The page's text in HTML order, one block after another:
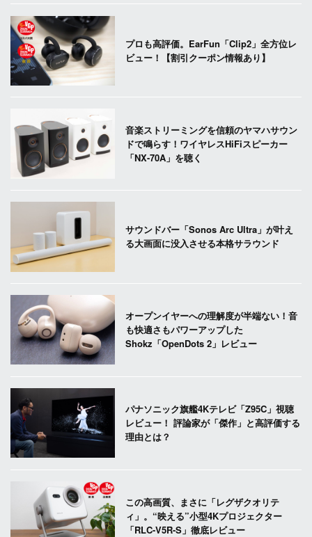
プロも高評価。EarFun「Clip2」全方位レ
ビュー！【割引クーポン情報あり】
音楽ストリーミングを信頼のヤマハサウン
ドで鳴らす！ワイヤレスHiFiスピーカー
「NX-70A」を聴く
サウンドバー「Sonos Arc Ultra」が叶え
る大画面に没入させる本格サラウンド
オープンイヤーへの理解度が半端ない！音
も快適さもパワーアップした
Shokz「OpenDots 2」レビュー
パナソニック旗艦4Kテレビ「Z95C」視聴
レビュー！ 評論家が「傑作」と高評価する
理由とは？
この高画質、まさに「レグザクオリテ
ィ」。“映える”小型4Kプロジェクター
「RLC-V5R-S」徹底レビュー